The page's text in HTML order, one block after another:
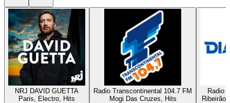
NRJ DAVID GUETTA
Paris, Electro, Hits
Radio Transcontinental 104.7 FM
Mogi Das Cruzes, Hits
Radio
Ribeirão